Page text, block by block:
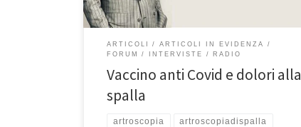
ARTICOLI
ARTICOLI IN EVIDENZA
FORUM
INTERVISTE RADIO
Vaccino anti Covid e dolori alla
spalla
artroscopia artroscopiadispalla